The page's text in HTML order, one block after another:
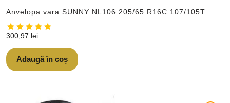
Anvelopa vara SUNNY NL106 205/65 R16C 107/105T
300,97 lei
Adaugă în coș